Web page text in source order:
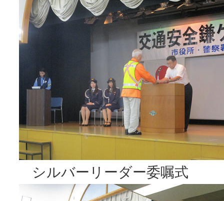
シルバーリーダー委嘱式